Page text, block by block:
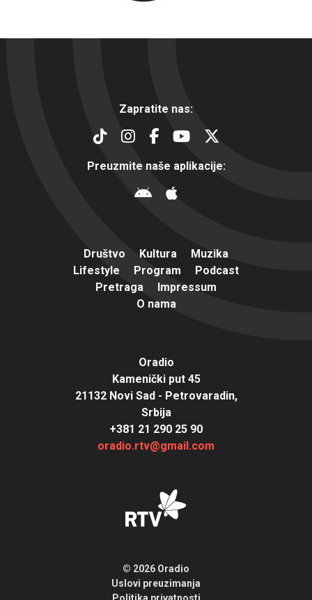
Zapratite nas:
Preuzmite naše aplikacije:
Društvo Kultura
Muzika
Lifestyle
Program
Podcast
Pretraga
Impressum
O nama
Oradio
Kamenički put 45
21132 Novi Sad - Petrovaradin,
Srbija
+381 21 290 25 90
oradio.rtv@gmail.com
© 2026 Oradio
Uslovi preuzimanja